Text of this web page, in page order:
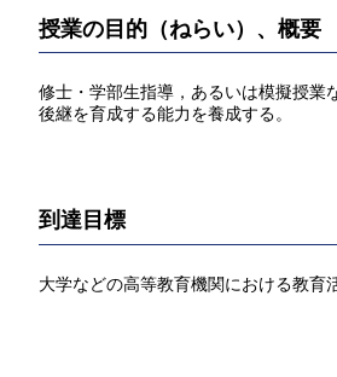
授業の目的（ねらい）、概要
修士・学部生指導，あるいは模擬授業
後継を育成する能力を養成する。
到達目標
大学などの高等教育機関における教育